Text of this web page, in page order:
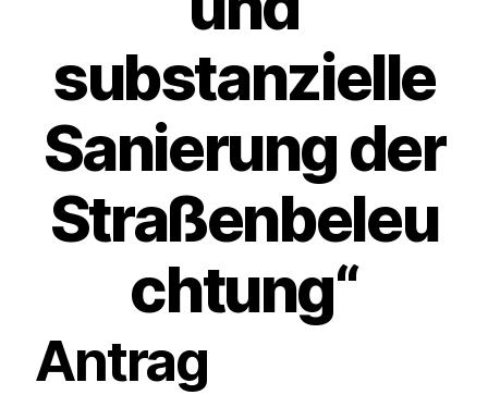
substanzielle
Sanierung der
Straßenbeleu
chtung“
Antrag